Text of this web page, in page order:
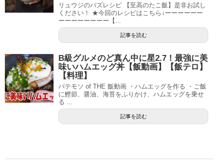
リュウジのバズレシピ 【至高のたこ飯】是非お試し
ください！ ★今回のレシピはこちら↓ーーーーーー
ーーーーーーーー【...
記事を読む
B級グルメのど真ん中に星2.7！最強に美
味いハムエッグ丼【飯動画】【飯テロ】
【料理】
パテモソ of THE 飯動画 ・ハムエッグを作る ・ご飯
に鰹節、醤油、海苔をふりかけ、ハムエッグを乗せ
る ...
記事を読む